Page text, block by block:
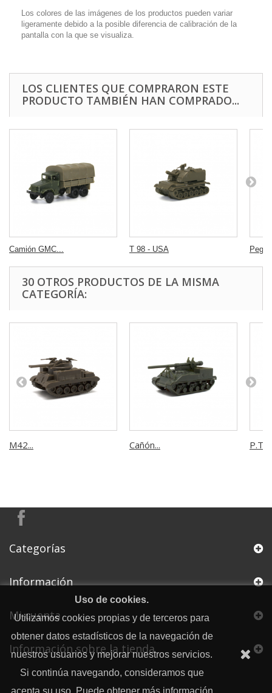
Los colores de las imágenes de los productos pueden variar
ligeramente debido a la posible diferencia de calibración de la
pantalla con la que se visualiza.
LOS CLIENTES QUE COMPRARON ESTE
PRODUCTO TAMBIÉN HAN COMPRADO...
Camión GMC... T 98 - USA
30 OTROS PRODUCTOS DE LA MISMA
CATEGORÍA:
M42... Cañón...
Categorías
Información
Mi cuenta
Información sobre la tienda
Uso de cookies.
Utilizamos cookies propias y de terceros para
obtener datos estadísticos de la navegación de
nuestros usuarios y mejorar nuestros servicios.
Si continúa navegando, consideramos que
acepta su uso. Puede obtener más información